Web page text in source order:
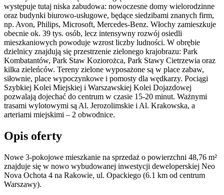
występuje tutaj niska zabudowa: nowoczesne domy wielorodzinne
oraz budynki biurowo-usługowe, będące siedzibami znanych firm,
np. Avon, Philips, Microsoft, Mercedes-Benz. Włochy zamieszkuje
obecnie ok. 39 tys. osób, lecz intensywny rozwój osiedli
mieszkaniowych powoduje wzrost liczby ludności. W obrębie
dzielnicy znajdują się przestrzenie zielonego krajobrazu: Park
Kombatantów, Park Staw Koziorożca, Park Stawy Cietrzewia oraz
kilka zieleńców. Tereny zielone wyposażone są w place zabaw,
siłownie, place wypoczynkowe i pomosty dla wędkarzy. Pociągi
Szybkiej Kolei Miejskiej i Warszawskiej Kolei Dojazdowej
pozwalają dojechać do centrum w czasie 15-20 minut. Ważnymi
trasami wylotowymi są Al. Jerozolimskie i Al. Krakowska, a
arteriami miejskimi – 2 obwodnice.
Opis oferty
Nowe 3-pokojowe mieszkanie na sprzedaż o powierzchni 48,76 m²
znajduje się w nowo wybudowanej inwestycji deweloperskiej Neo
Nova Ochota 4 na Rakowie, ul. Opackiego (6.1 km od centrum
Warszawy).